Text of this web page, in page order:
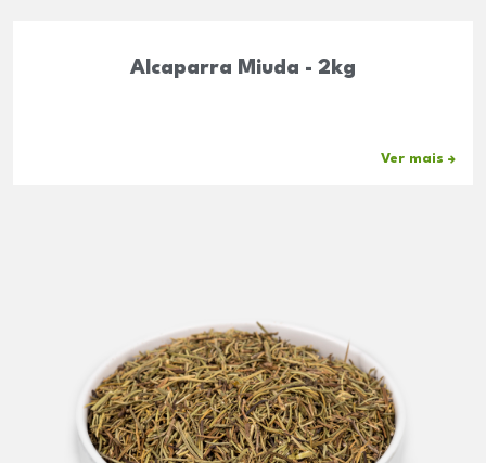
Alcaparra Miuda - 2kg
Ver mais